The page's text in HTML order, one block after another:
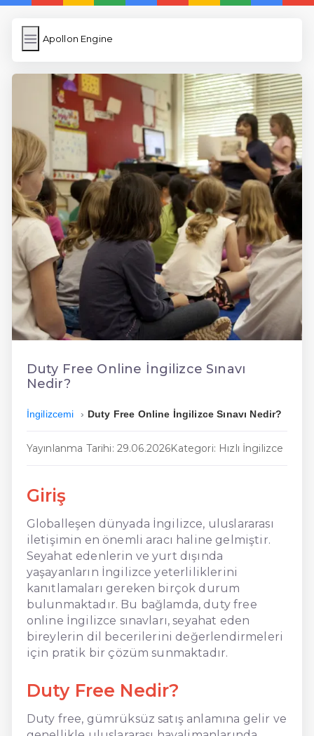
Apollon Engine
Apollon Engine
Resim Yükle
Wordpress Cache
Anasayfa
İngilizce Uygulamaları
5 Günde İngilizce
İngilizce
Dil Eğitimi
En Hızlı İngilizce
En Kolay İngilizce
En Ucuz İngilizce
Hızlı İngilizce
Duty Free Online İngilizce Sınavı
Nedir?
İngilizcemi Duty Free Online İngilizce Sınavı Nedir?
Yayınlanma Tarihi: 29.06.2026Kategori: Hızlı İngilizce
Giriş
Globalleşen dünyada İngilizce, uluslararası
iletişimin en önemli aracı haline gelmiştir.
Seyahat edenlerin ve yurt dışında
yaşayanların İngilizce yeterliliklerini
kanıtlamaları gereken birçok durum
bulunmaktadır. Bu bağlamda, duty free
online İngilizce sınavları, seyahat eden
bireylerin dil becerilerini değerlendirmeleri
için pratik bir çözüm sunmaktadır.
Duty Free Nedir?
Duty free, gümrüksüz satış anlamına gelir ve